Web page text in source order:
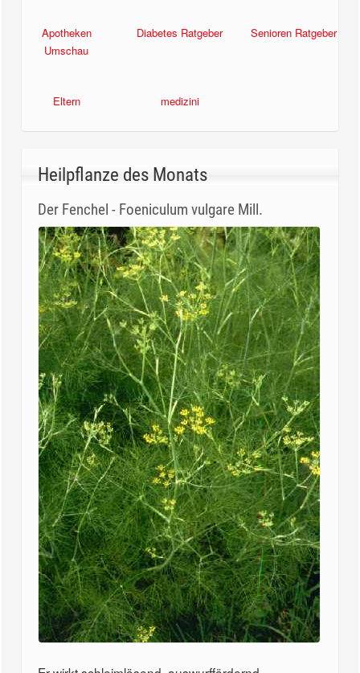
Senioren Ratgeber
Eltern
Heilpflanze des Monats
Der Fenchel - Foeniculum vulgare Mill.